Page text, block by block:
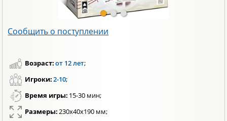
Сообщить о поступлении
Возраст:от 12 лет;
Игроки:2-10;
Время игры: 15-30 мин;
Размеры:230х40х190 мм;